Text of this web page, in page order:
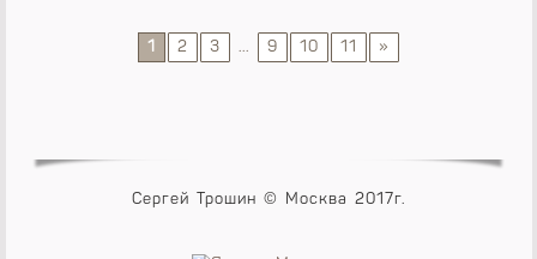
1 2 3 ... 9 10 11 »
Сергей Трошин © Москва 2017г.